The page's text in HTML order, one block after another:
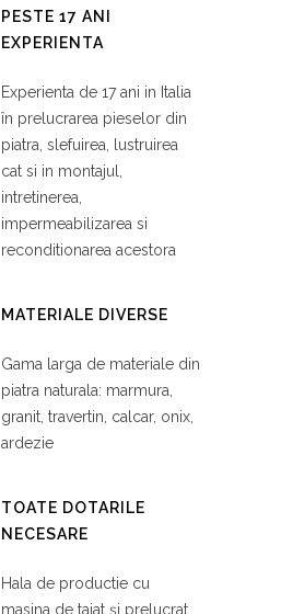
PESTE 17 ANI
EXPERIENTA
Experienta de 17 ani in Italia
în prelucrarea pieselor din
piatra, slefuirea, lustruirea
cat si in montajul,
intretinerea,
impermeabilizarea si
reconditionarea acestora
MATERIALE DIVERSE
Gama larga de materiale din
piatra naturala: marmura,
granit, travertin, calcar, onix,
ardezie
TOATE DOTARILE
NECESARE
Hala de productie cu
masina de taiat și prelucrat